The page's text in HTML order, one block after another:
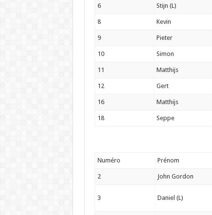
6 Stijn (L)
8 Kevin
9 Pieter
10 Simon
11 Matthijs
12 Gert
16 Matthijs
18 Seppe
Numéro Prénom
2 John Gordon
3 Daniel (L)